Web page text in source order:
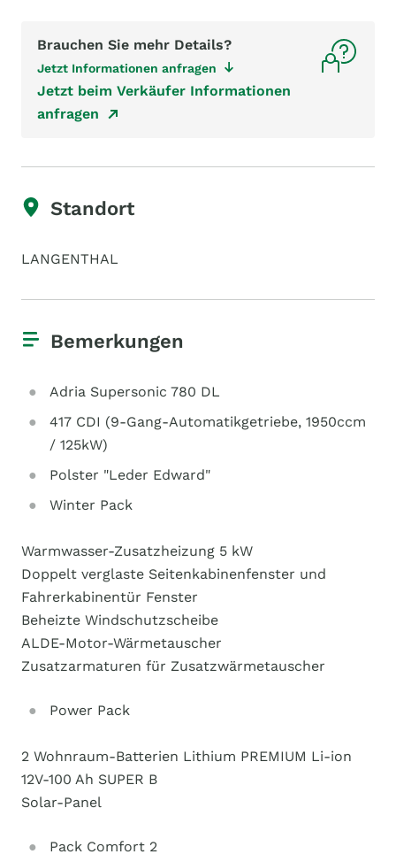
Brauchen Sie mehr Details?
Jetzt Informationen anfragen
Jetzt beim Verkäufer Informationen
anfragen
Standort
LANGENTHAL
Bemerkungen
Adria Supersonic 780 DL
417 CDI (9-Gang-Automatikgetriebe, 1950ccm
/ 125kW)
Polster "Leder Edward"
Winter Pack
Warmwasser-Zusatzheizung 5 kW
Doppelt verglaste Seitenkabinenfenster und
Fahrerkabinentür Fenster
Beheizte Windschutzscheibe
ALDE-Motor-Wärmetauscher
Zusatzarmaturen für Zusatzwärmetauscher
Power Pack
2 Wohnraum-Batterien Lithium PREMIUM Li-ion
12V-100 Ah SUPER B
Solar-Panel
Pack Comfort 2